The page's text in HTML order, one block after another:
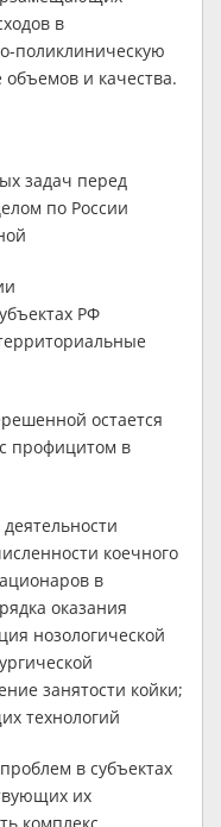
в
поликлиническую
и качества.
задач перед
по России
РФ
остается
профицитом в
коечного
в
оказания
нозологической
занятости койки;
технологий
в субъектах
их